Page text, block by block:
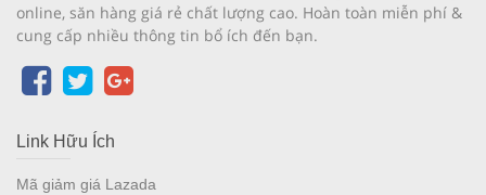
online, săn hàng giá rẻ chất lượng cao. Hoàn toàn miễn phí &
cung cấp nhiều thông tin bổ ích đến bạn.
Link Hữu Ích
Mã giảm giá Lazada